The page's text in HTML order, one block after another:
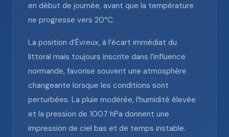
en début de journée, avant que la température
ne progresse vers 20°C.
La position d’Évreux, à l’écart immédiat du
littoral mais toujours inscrite dans l’influence
normande, favorise souvent une atmosphère
changeante lorsque les conditions sont
perturbées. La pluie modérée, l’humidité élevée
et la pression de 1007 hPa donnent une
impression de ciel bas et de temps instable.